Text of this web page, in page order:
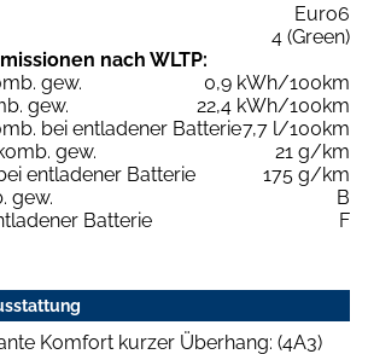
Euro6
4 (Green)
nach WLTP:
gew.
0,9 kWh/100km
gew.
22,4 kWh/100km
bei entladener Batterie7,7 l/100km
gew.
21 g/km
entladener Batterie
175 g/km
gew.
B
Batterie F
Komfort kurzer Überhang: (4A3)